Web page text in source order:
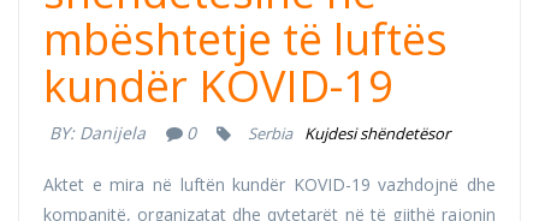
mbështetje të luftës
kundër KOVID-19
BY: Danijela 0 Serbia Kujdesi shëndetësor
Aktet e mira në luftën kundër KOVID-19 vazhdojnë dhe
kompanitë, organizatat dhe qytetarët në të gjithë rajonin